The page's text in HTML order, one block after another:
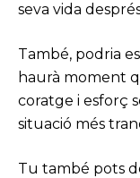
seva vida
També, podria
haurà moment
coratge i esforç
situació més
Tu també pots